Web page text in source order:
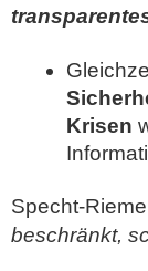
Krisen
Specht-
beschränkt,